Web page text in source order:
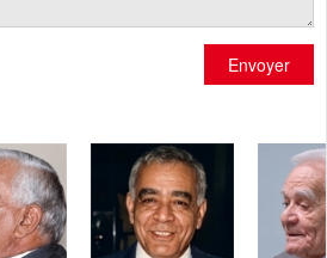
Envoyer